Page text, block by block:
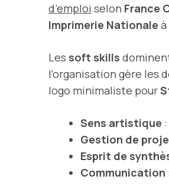
d’emploi selon France
Imprimerie Nationale à
Les soft skills
l’organisation gère les
logo minimaliste pour
Sens artistique
Gestion de
Esprit de
Communication